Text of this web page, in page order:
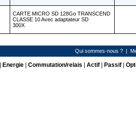
CARTE MICRO SD 128Go TRANSCEND
CLASSE 10 Avec adaptateur SD
300X
Qui sommes-nous ? |
Energie| Commutation/relais Actif| Passif|